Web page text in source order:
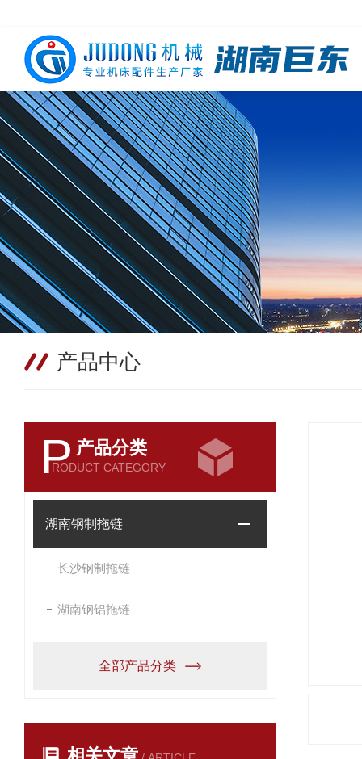
产品中心
P 产品分类
RODUCT CATEGORY
湖南钢制拖链
长沙钢制拖链
湖南钢铝拖链
全部产品分类